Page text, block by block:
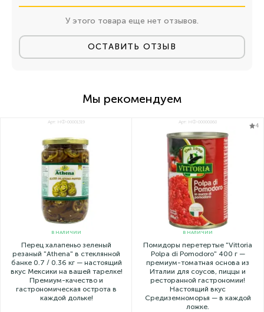
У этого товара еще нет отзывов.
ОСТАВИТЬ ОТЗЫВ
Мы рекомендуем
Арт: НФ-00001319
В НАЛИЧИИ
Перец халапеньо зеленый
резаный "Athena" в стеклянной
банке 0.7 / 0.36 кг — настоящий
вкус Мексики на вашей тарелке!
Премиум-качество и
гастрономическая острота в
каждой дольке!
4
Арт: НФ-00000868
В НАЛИЧИИ
Помидоры перетертые "Vittoria
Polpa di Pomodoro" 400 г —
премиум-томатная основа из
Италии для соусов, пиццы и
ресторанной гастрономии!
Настоящий вкус
Средиземноморья — в каждой
ложке.